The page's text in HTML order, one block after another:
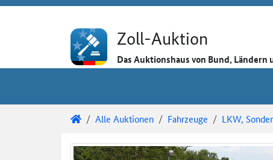
Zoll-Auktion
Das Auktionshaus von Bund, Ländern
Zoll-Auktion
Alle Auktionen Fahrzeuge LKW,
Auktionsdetails
Auktionsüberblick